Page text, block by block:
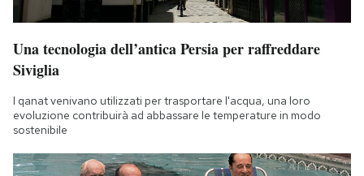
Una tecnologia dell’antica Persia per raffreddare
Siviglia
I qanat venivano utilizzati per trasportare l'acqua, una loro
evoluzione contribuirà ad abbassare le temperature in modo
sostenibile